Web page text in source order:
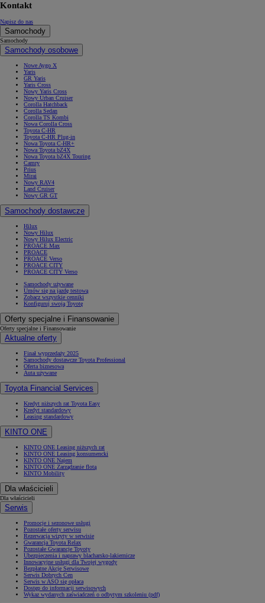
Kontakt
Napisz do nas
Samochody
Samochody
Samochody osobowe
Nowe Aygo X
Yaris
GR Yaris
Yaris Cross
Nowy Yaris Cross
Nowy Urban Cruiser
Corolla Hatchback
Corolla Sedan
Corolla TS Kombi
Nowa Corolla Cross
Toyota C-HR
Toyota C-HR Plug-in
Nowa Toyota C-HR+
Nowa Toyota bZ4X
Nowa Toyota bZ4X Touring
Camry
Prius
Mirai
Nowy RAV4
Land Cruiser
Nowy GR GT
Samochody dostawcze
Hilux
Nowy Hilux
Nowy Hilux Electric
PROACE Max
PROACE
PROACE Verso
PROACE CITY
PROACE CITY Verso
Samochody używane
Umów się na jazdę testową
Zobacz wszystkie cenniki
Konfiguruj swoją Toyotę
Oferty specjalne i Finansowanie
Oferty specjalne i Finansowanie
Aktualne oferty
Finał wyprzedaży 2025
Samochody dostawcze Toyota Professional
Oferta biznesowa
Auta używane
Toyota Financial Services
Kredyt niższych rat Toyota Easy
Kredyt standardowy
Leasing standardowy
KINTO ONE
KINTO ONE Leasing niższych rat
KINTO ONE Leasing konsumencki
KINTO ONE Najem
KINTO ONE Zarządzanie flotą
KINTO Mobility
Dla właścicieli
Dla właścicieli
Serwis
Promocje i sezonowe usługi
Pozostałe oferty serwisu
Rezerwacja wizyty w serwisie
Gwarancja Toyota Relax
Pozostałe Gwarancje Toyoty
Ubezpieczenia i naprawy blacharsko-lakiernicze
Innowacyjne usługi dla Twojej wygody
Bezpłatne Akcje Serwisowe
Serwis Dobrych Cen
Serwis w ASO się opłaca
Dostęp do informacji serwisowych
Wykaz wydanych zaświadczeń o odbytym szkoleniu (pdf)